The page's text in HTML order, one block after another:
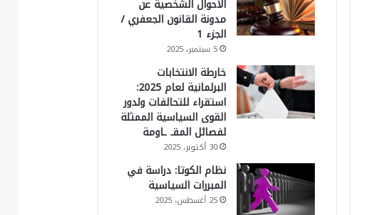
الأحوال الشخصية عن
مدونة القانون الجعفري /
الجزء 1
5 سبتمبر، 2025
خارطة الانتخابات
البرلمانية لعام 2025:
استقراء للتحالفات ولدور
القوى السياسية الممثلة
لفصائل المقـ ـاومة
30 أكتوبر، 2025
نظام الكوتا: دراسة في
المبررات السياسية
25 أغسطس، 2025